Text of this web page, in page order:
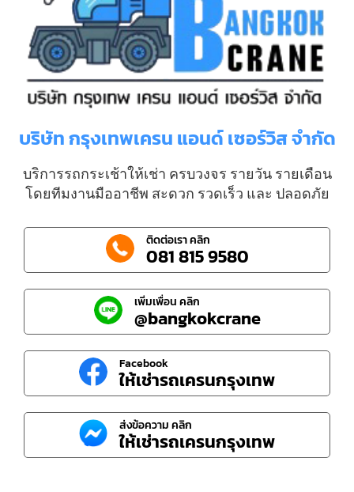
บริษัท กรุงเทพเครน แอนด์ เซอร์วิส จำกัด
บริการรถกระเช้าให้เช่า ครบวงจร รายวัน รายเดือน
โดยทีมงานมืออาชีพ สะดวก รวดเร็ว และ ปลอดภัย
ติดต่อเรา คลิก
081 815 9580
เพิ่มเพื่อน คลิก
@bangkokcrane
Facebook
ให้เช่ารถเครนกรุงเทพ
ส่งข้อความ คลิก
ให้เช่ารถเครนกรุงเทพ